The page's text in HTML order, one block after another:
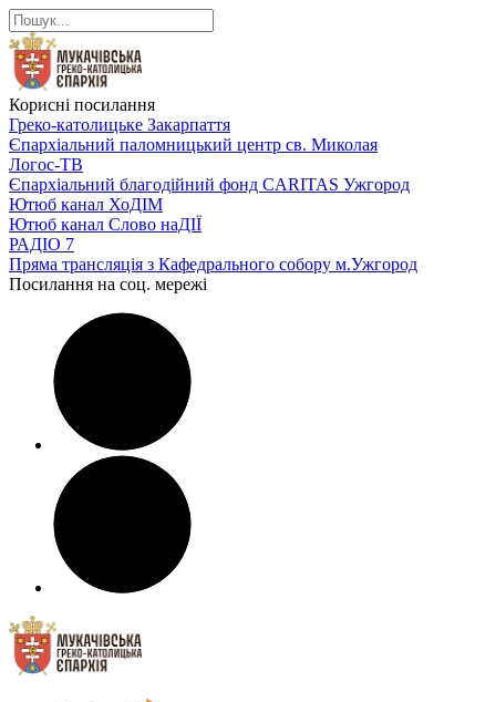
Корисні посилання
Греко-католицьке Закарпаття
Єпархіальний паломницький центр св. Миколая
Логос-ТВ
Єпархіальний благодійний фонд CARITAS Ужгород
Ютюб канал ХоДІМ
Ютюб канал Слово наДІЇ
РАДІО 7
Пряма трансляція з Кафедрального собору м.Ужгород
Посилання на соц. мережі